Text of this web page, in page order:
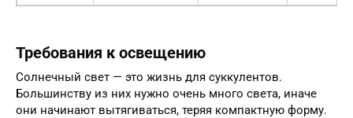
Требования к освещению
Солнечный свет — это жизнь для суккулентов.
Большинству из них нужно очень много света, иначе
они начинают вытягиваться, теряя компактную форму.